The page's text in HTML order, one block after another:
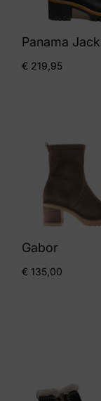
Panama Jack
€ 219,95
Gabor
€ 135,00